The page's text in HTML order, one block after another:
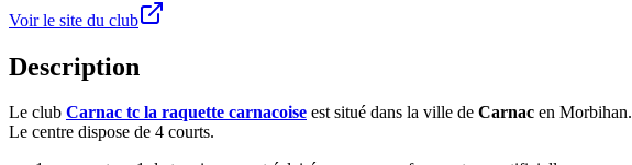
Voir le site du club
Description
Le club Carnac tc la raquette carnacoise est situé dans la ville de Carnac en Morbihan.
Le centre dispose de 4 courts.